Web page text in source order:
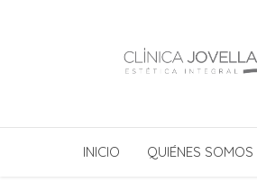
INICIO QUIÉNES SOMOS